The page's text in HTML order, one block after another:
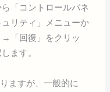
「コントロールパネ
リティ」メニューか
→「回復」をクリッ
ます。
ますが、一般的に